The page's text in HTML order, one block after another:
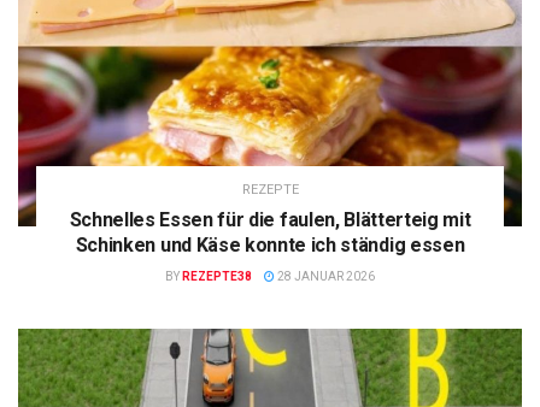
REZEPTE
Schnelles Essen für die faulen, Blätterteig mit
Schinken und Käse konnte ich ständig essen
BY REZEPTE38 28 JANUAR 2026